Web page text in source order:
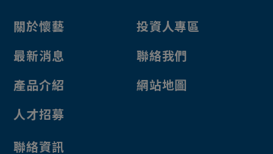
關於懷藝
最新消息
產品介紹
人才招募
投資人專區
聯絡我們
網站地圖
聯絡資訊